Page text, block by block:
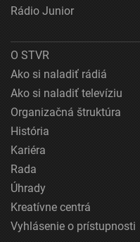
Rádio Junior
O STVR
Ako si naladiť rádiá
Ako si naladiť televíziu
Organizačná štruktúra
História
Kariéra
Rada
Úhrady
Kreatívne centrá
Vyhlásenie o prístupnosti